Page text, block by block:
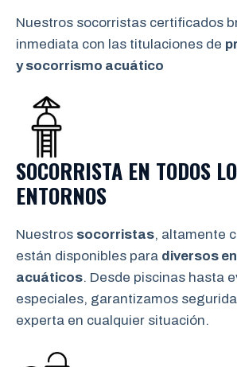
Nuestros socorristas certificados
inmediata con las titulaciones de
y socorrismo acuático
SOCORRISTA EN TODOS
ENTORNOS
Nuestros socorristas, altamente
están disponibles para diversos
acuáticos. Desde piscinas hasta
especiales, garantizamos
experta en cualquier situación.